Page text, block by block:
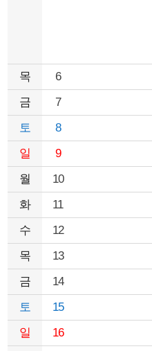
목
6
금
7
토
8
일
9
월
10
화
11
수
12
목
13
금
14
토
15
일
16